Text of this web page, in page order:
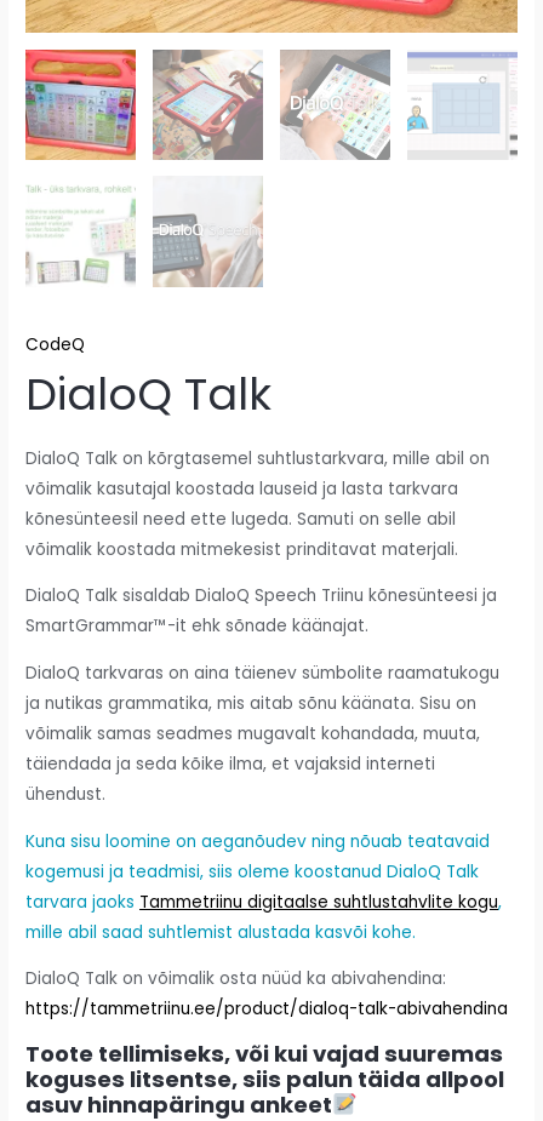
CodeQ
DialoQ Talk
DialoQ Talk on kõrgtasemel suhtlustarkvara, mille abil on
võimalik kasutajal koostada lauseid ja lasta tarkvara
kõnesünteesil need ette lugeda. Samuti on selle abil
võimalik koostada mitmekesist prinditavat materjali.
DialoQ Talk sisaldab DialoQ Speech Triinu kõnesünteesi ja
SmartGrammar™-it ehk sõnade käänajat.
DialoQ tarkvaras on aina täienev sümbolite raamatukogu
ja nutikas grammatika, mis aitab sõnu käänata. Sisu on
võimalik samas seadmes mugavalt kohandada, muuta,
täiendada ja seda kõike ilma, et vajaksid interneti
ühendust.
Kuna sisu loomine on aeganõudev ning nõuab teatavaid
kogemusi ja teadmisi, siis oleme koostanud DialoQ Talk
tarvara jaoks Tammetriinu digitaalse suhtlustahvlite kogu,
mille abil saad suhtlemist alustada kasvõi kohe.
DialoQ Talk on võimalik osta nüüd ka abivahendina:
https://tammetriinu.ee/product/dialoq-talk-abivahendina
Toote tellimiseks, või kui vajad suuremas
koguses litsentse, siis palun täida allpool
asuv hinnapäringu ankeet